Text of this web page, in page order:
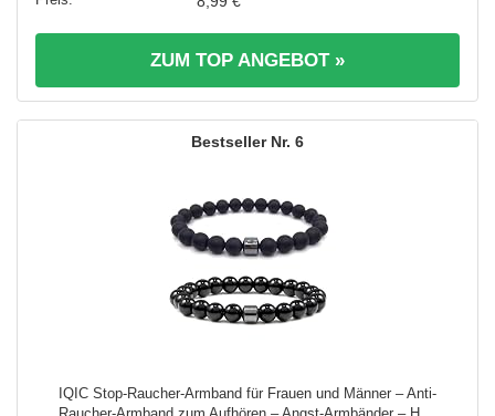
ZUM TOP ANGEBOT »
6
IQIC Stop-Raucher-Armband für Frauen und Männer – Anti-